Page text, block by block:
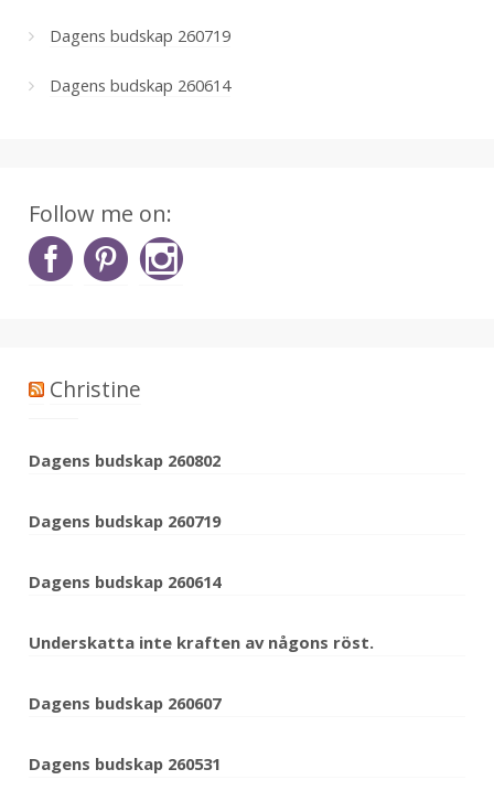
Dagens budskap 260719
Dagens budskap 260614
Follow me on:
Christine
Dagens budskap 260802
Dagens budskap 260719
Dagens budskap 260614
Underskatta inte kraften av någons röst.
Dagens budskap 260607
Dagens budskap 260531